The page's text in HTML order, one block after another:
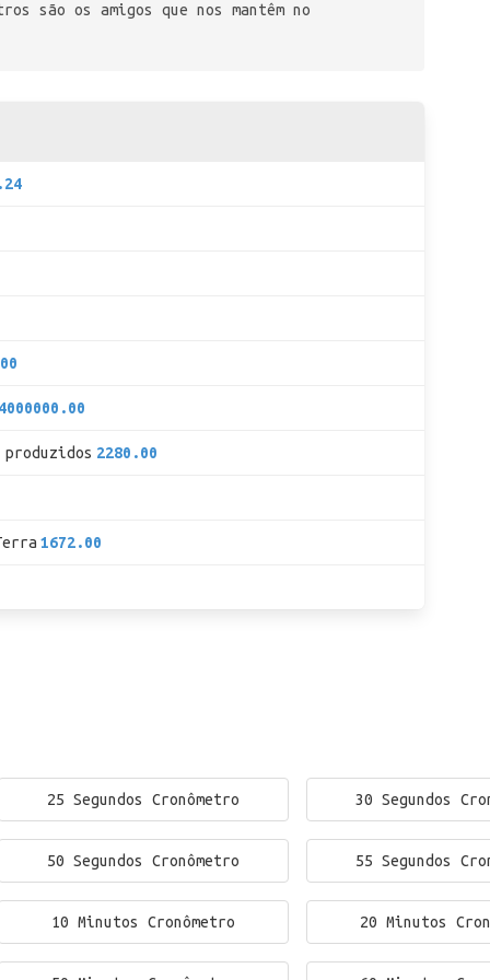
são os amigos que nos mantêm no
produzidos 2280.00
1672.00
25 Segundos Cronômetro 30 Segundos
50 Segundos Cronômetro 55 Segundos
10 Minutos Cronômetro 20 Minutos